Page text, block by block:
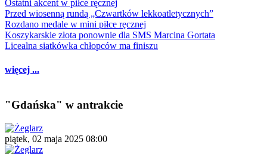
Ostatni akcent w piłce ręcznej
Przed wiosenną rundą „Czwartków lekkoatletycznych”
Rozdano medale w mini piłce ręcznej
Koszykarskie złota ponownie dla SMS Marcina Gortata
Licealna siatkówka chłopców ma finiszu
więcej ...
"Gdańska" w antrakcie
piątek, 02 maja 2025 08:00